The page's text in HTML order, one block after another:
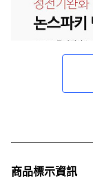
商品標示資訊